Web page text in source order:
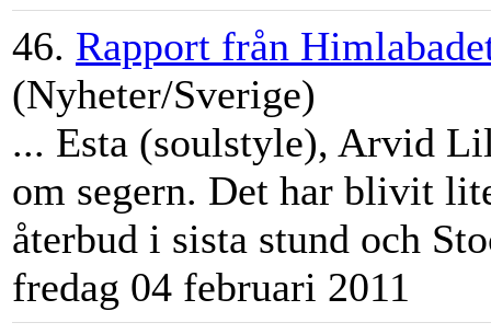
46. Rapport från
(Nyheter/Sverige)
... Esta (soulstyle), Arvid
om segern. Det har blivit
återbud i sista stund och
fredag 04 februari 2011